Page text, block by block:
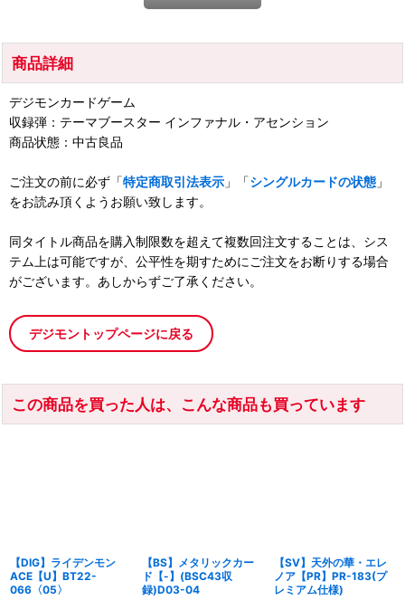
商品詳細
デジモンカードゲーム
収録弾：テーマブースター インファナル・アセンション
商品状態：中古良品
ご注文の前に必ず「特定商取引法表示 」「シングルカードの状態 」
をお読み頂くようお願い致します。
同タイトル商品を購入制限数を超えて複数回注文することは、シス
テム上は可能ですが、公平性を期すためにご注文をお断りする場合
がございます。あしからずご了承ください。
デジモントップページに戻る
この商品を買った人は、こんな商品も買っています
【DIG】ライデンモン
ACE【U】BT22-
066〈05〉
【BS】メタリックカー
ド【-】(BSC43収
録)D03-04
【SV】天外の華・エレ
ノア【PR】PR-183(プ
レミアム仕様)